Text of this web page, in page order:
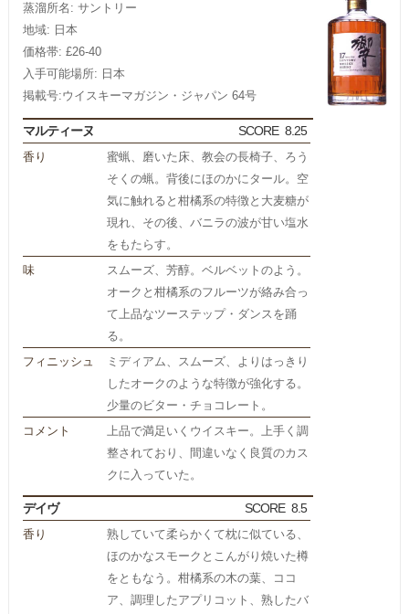
蒸溜所名: サントリー
地域: 日本
価格帯: £26-40
入手可能場所: 日本
掲載号:ウイスキーマガジン・ジャパン 64号
マルティーヌ SCORE 8.25
香り
蜜蝋、磨いた床、教会の長椅子、ろう
そくの蝋。背後にほのかにタール。空
気に触れると柑橘系の特徴と大麦糖が
現れ、その後、バニラの波が甘い塩水
をもたらす。
味
スムーズ、芳醇。ベルベットのよう。
オークと柑橘系のフルーツが絡み合っ
て上品なツーステップ・ダンスを踊
る。
フィニッシュ
ミディアム、スムーズ、よりはっきり
したオークのような特徴が強化する。
少量のビター・チョコレート。
コメント
上品で満足いくウイスキー。上手く調
整されており、間違いなく良質のカス
クに入っていた。
デイヴ SCORE 8.5
香り
熟していて柔らかくて枕に似ている、
ほのかなスモークとこんがり焼いた樽
をともなう。柑橘系の木の葉、ココ
ア、調理したアプリコット、熟したバ